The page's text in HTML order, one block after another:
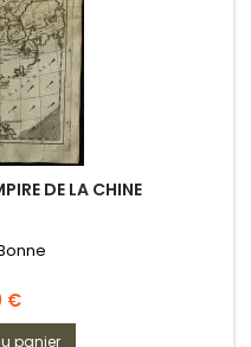
DE LA CHINE
€
panier